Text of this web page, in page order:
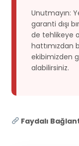
Unutmayın:
garanti dışı
de tehlikeye
hattımızdan
ekibimizden
alabilirsiniz.
Faydalı